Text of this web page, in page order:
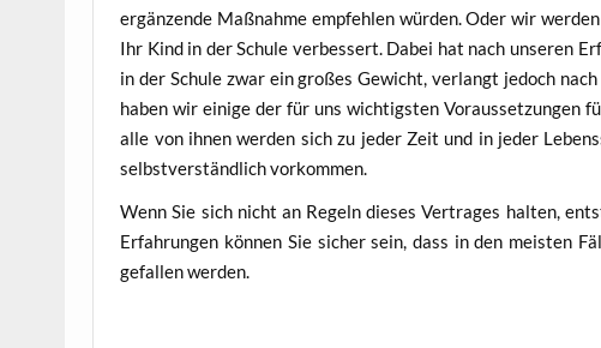
ergän­zen­de Maß­nah­me emp­feh­len wür­den. Oder wir
Ihr Kind in der Schu­le ver­bes­sert. Dabei hat nach unse­ren
in der Schu­le zwar ein gro­ßes Gewicht, ver­langt jedoch
haben wir eini­ge der für uns wich­tigs­ten Vor­aus­set­zun­gen
alle von ihnen wer­den sich zu jeder Zeit und in jeder
selbst­ver­ständ­lich vorkommen.
Wenn Sie sich nicht an Regeln die­ses Ver­tra­ges hal­ten,
Erfah­run­gen kön­nen Sie sicher sein, dass in den meis­ten
gefal­len werden.